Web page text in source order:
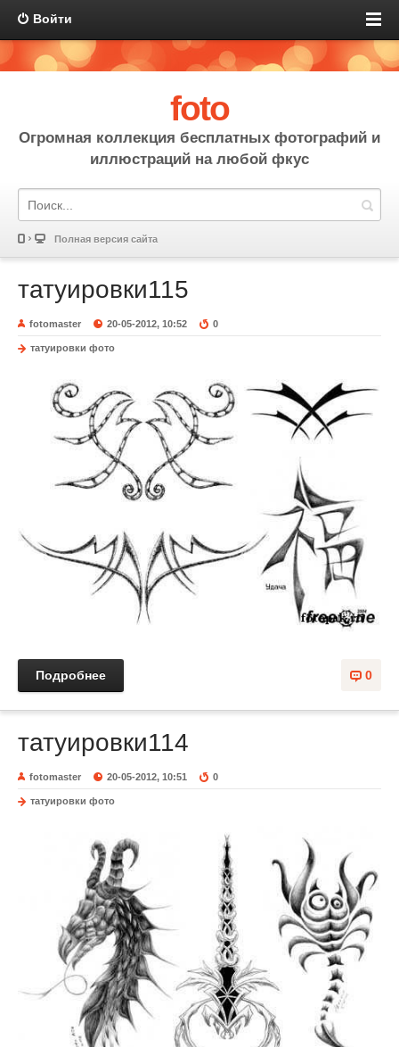
Войти
foto
Огромная коллекция бесплатных фотографий и
иллюстраций на любой фкус
Полная версия сайта
татуировки115
fotomaster 20-05-2012, 10:52 0
татуировки фото
0
Подробнее
татуировки114
fotomaster 20-05-2012, 10:51 0
татуировки фото